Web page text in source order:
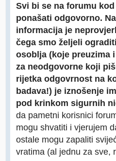
Svi bi se na forumu
ponašati odgovorno.
informacija je
čega smo željeli
osoblja (koje preuzima
za neodgovorne koji
rijetka odgovrnost na
badava!) je iznošenje
pod krinkom sigurnih
da pametni korisnici
mogu shvatiti i vjerujem
ostale mogu zapaliti
vratima (al jednu za sve,